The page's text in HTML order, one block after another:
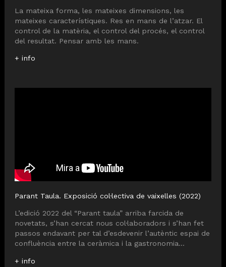
La mateixa forma, les mateixes dimensions, les
mateixes característiques. Res en mans de l’atzar. El
control de la matèria, el control del procés, el control
del resultat. Pensar amb les mans.
+ info
Parant Taula. Exposició col·lectiva de vaixelles (2022)
L’edició 2022 del “Parant taula” arriba farcida de
novetats, s’han cercat nous col·laboradors i s’han fet
passos endavant per tal d’esdevenir l’autèntic espai de
confluència entre la ceràmica i la gastronomia...
+ info